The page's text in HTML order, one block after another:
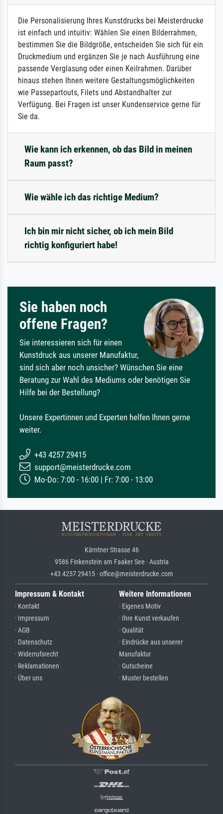
Die Personalisierung Ihres Kunstdrucks bei Meisterdrucke
ist einfach und intuitiv: Wählen Sie einen Bilderrahmen,
bestimmen Sie die Bildgröße, entscheiden Sie sich für ein
Druckmedium und ergänzen Sie je nach Ausführung eine
passende Verglasung oder einen Keilrahmen. Darüber
hinaus stehen Ihnen weitere Gestaltungsmöglichkeiten
wie Passepartouts, Filets und Abstandhalter zur
Verfügung. Bei Fragen ist unser Kundenservice gerne für
Sie da.
Wie kann ich erkennen, ob das Bild in meinen
Raum passt?
Wie wähle ich das richtige Medium?
Ich bin mir nicht sicher, ob ich mein Bild
richtig konfiguriert habe!
Sie haben noch
offene Fragen?
Sie interessieren sich für einen
Kunstdruck aus unserer Manufaktur,
sind sich aber noch unsicher? Wünschen Sie eine
Beratung zur Wahl des Mediums oder benötigen Sie
Hilfe bei der Bestellung?
Unsere Expertinnen und Experten helfen Ihnen gerne
weiter.
+43 4257 29415
support@meisterdrucke.com
Mo-Do: 7:00 - 16:00 | Fr: 7:00 - 13:00
Kärntner Strasse 46
9586 Finkenstein am Faaker See · Austria
+43 4257 29415 · office@meisterdrucke.com
Impressum & Kontakt
· Kontakt
· Impressum
· AGB
· Datenschutz
· Widerrufsrecht
· Reklamationen
· Über uns
Weitere Informationen
· Eigenes Motiv
· Ihre Kunst verkaufen
· Qualität
· Eindrücke aus unserer
Manufaktur
· Gutscheine
· Muster bestellen